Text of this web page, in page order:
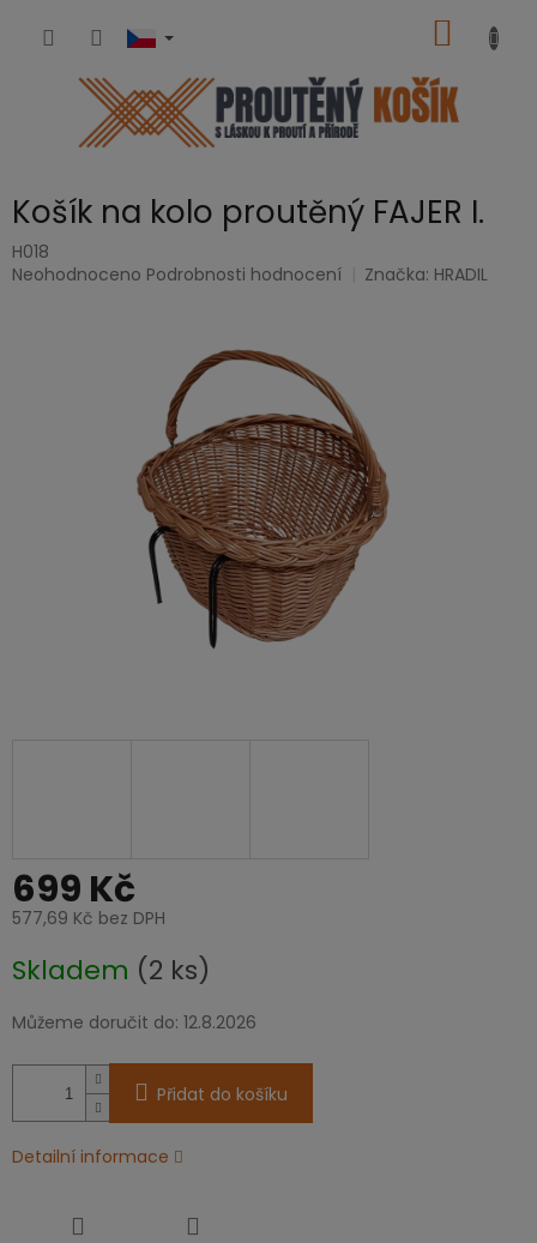
KOŠÍK
Košík na kolo proutěný FAJER I.
H018
Průměrné
Neohodnoceno Podrobnosti hodnocení Značka: HRADIL
699 Kč
577,69 Kč bez DPH
cena:
Skladem (2 ks)
Můžeme doručit do: 12.8.2026
Přidat do košíku
Detailní informace